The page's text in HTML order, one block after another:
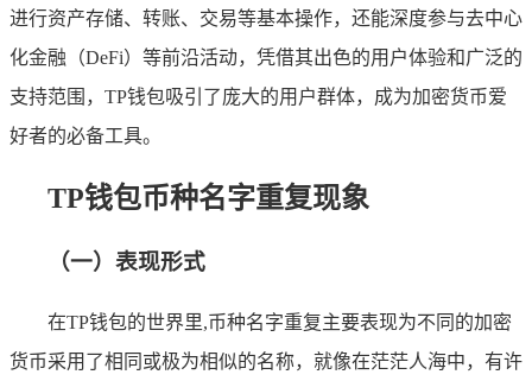
进行资产存储、转账、交易等基本操作，还能深度参与去中心
化金融（DeFi）等前沿活动，凭借其出色的用户体验和广泛的
支持范围，TP钱包吸引了庞大的用户群体，成为加密货币爱
好者的必备工具。
TP钱包币种名字重复现象
（一）表现形式
在TP钱包的世界里,币种名字重复主要表现为不同的加密
货币采用了相同或极为相似的名称，就像在茫茫人海中，有许